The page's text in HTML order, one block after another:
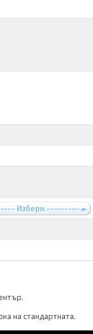
Избери -----------
на стандартната.